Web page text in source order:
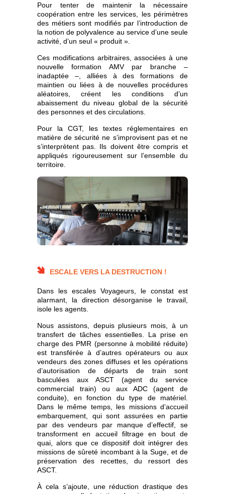
Pour tenter de maintenir la nécessaire
coopération entre les services, les périmètres
des métiers sont modifiés par l’introduction de
la notion de polyvalence au service d’une seule
activité, d’un seul « produit ».
Ces modifications arbitraires, associées à une
nouvelle formation AMV par branche –
inadaptée –, alliées à des formations de
maintien ou liées à de nouvelles procédures
aléatoires, créent les conditions d’un
abaissement du niveau global de la sécurité
des personnes et des circulations.
Pour la CGT, les textes réglementaires en
matière de sécurité ne s’improvisent pas et ne
s’interprètent pas. Ils doivent être compris et
appliqués rigoureusement sur l’ensemble du
territoire.
ESCALE VERS LA DESTRUCTION !
Dans les escales Voyageurs, le constat est
alarmant, la direction désorganise le travail,
isole les agents.
Nous assistons, depuis plusieurs mois, à un
transfert de tâches essentielles. La prise en
charge des PMR (personne à mobilité réduite)
est transférée à d’autres opérateurs ou aux
vendeurs des zones diffuses et les opérations
d’autorisation de départs de train sont
basculées aux ASCT (agent du service
commercial train) ou aux ADC (agent de
conduite), en fonction du type de matériel.
Dans le même temps, les missions d’accueil
embarquement, qui sont assurées en partie
par des vendeurs par manque d’effectif, se
transforment en accueil filtrage en bout de
quai, alors que ce dispositif doit intégrer des
missions de sûreté incombant à la Suge, et de
préservation des recettes, du ressort des
ASCT.
À cela s’ajoute, une réduction drastique des